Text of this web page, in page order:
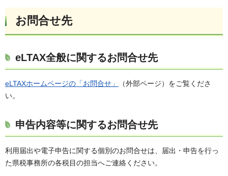
お問合せ先
eLTAX全般に関するお問合せ先
eLTAXホームページの「お問合せ」
（外部ページ）をご覧くださ
い。
申告内容等に関するお問合せ先
利用届出や電子申告に関する個別のお問合せは、届出・申告を行っ
た県税事務所の各税目の担当へご連絡ください。